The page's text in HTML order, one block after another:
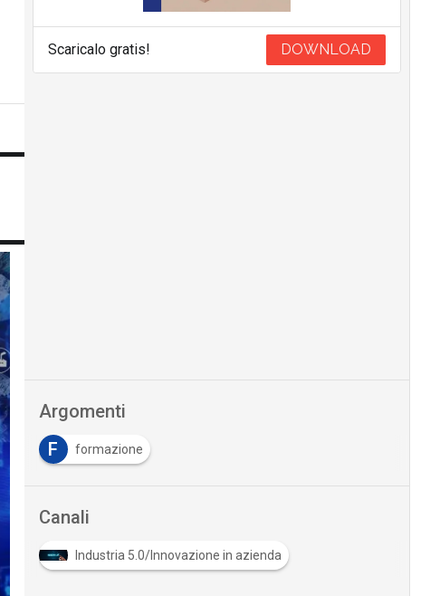
Scaricalo gratis! DOWNLOAD
Argomenti
F
formazione
Canali
Industria 5.0/Innovazione in azienda